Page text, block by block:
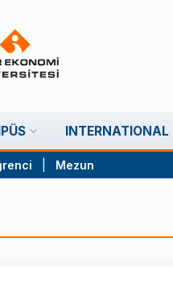
INTERNATIONAL
Mezun